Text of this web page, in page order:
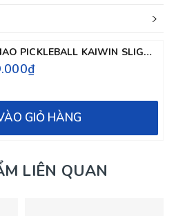
GIÀY THỂ THAO PICKLEBALL KAIWIN SLIGHT - MÀU TRẮNG
GIỎ HÀNG
LIÊN QUAN